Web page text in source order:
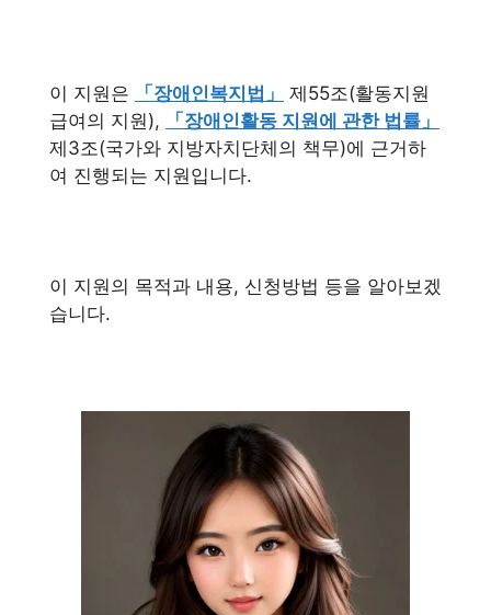
이 지원은 「장애인복지법」
제55조(활동지원
급여의 지원),
「장애인활동 지원에 관한 법률」
제3조(국가와 지방자치단체의 책무)에 근거하
여 진행되는 지원입니다.
이 지원의 목적과 내용, 신청방법 등을 알아보겠
습니다.